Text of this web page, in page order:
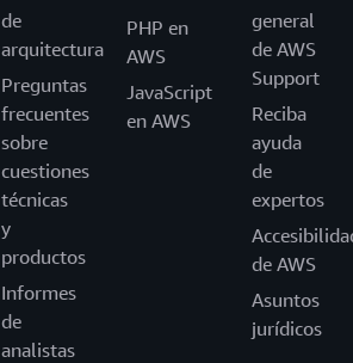
de
arquitectura
Preguntas
frecuentes
sobre
cuestiones
técnicas
y
productos
Informes
de
analistas
PHP en
AWS
JavaScript
en AWS
general
de AWS
Support
Reciba
ayuda
de
expertos
de AWS
Asuntos
jurídicos